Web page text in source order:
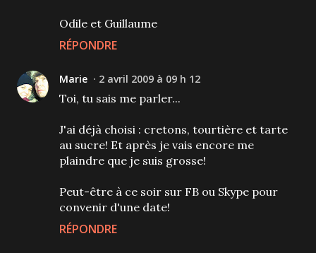
Odile et Guillaume
RÉPONDRE
Marie 2 avril 2009 à 09 h 12
Toi, tu sais me parler...
J'ai déjà choisi : cretons, tourtière et tarte
au sucre! Et après je vais encore me
plaindre que je suis grosse!
Peut-être à ce soir sur FB ou Skype pour
convenir d'une date!
RÉPONDRE